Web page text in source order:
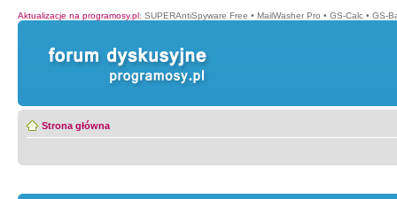
Aktualizacje na programosy.pl: SUPERAntiSpyware Free • MailWasher Pro • GS-Calc • GS-
Strona główna